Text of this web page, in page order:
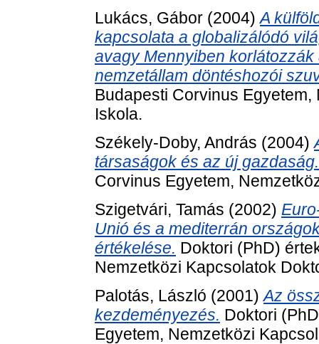
Lukács, Gábor (2004)A
kapcsolata a globalizálódó
avagy Mennyiben
nemzetállam döntéshozói
Budapesti Corvinus
Iskola.
Székely-Doby, András (2004)
társaságok és az új gazdaság.
Corvinus Egyetem,
Szigetvári, Tamás (2002)
Unió és a mediterrán
értékelése. Doktori (PhD)
Nemzetközi Kapcsolatok
Palotás, László (2001)Az
kezdeményezés. Doktori
Egyetem, Nemzetközi